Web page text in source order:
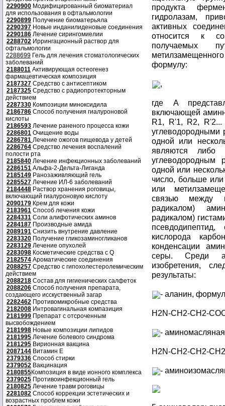
2290900 Модифицированный биоматериал
для использования в офтальмологии
2290899 Получение биоматерьяла
2290397 Новые инданилиденовые соединения
2290186 Лечение сирингомиелии
2288702 Иррингационный раствор для
офтальмологии
2288699 Гель для лечения стоматологических
заболеваний
2188011 Активирующая остеогенез
фармацевтическая композиция
2187327 Средство с антисептиком
2187325 Средство с радиопротекторным
действием
2287330 Композиции миноксидила
2186786 Способ получения гиалуроновой
кислоты
2186593 Лечение раненого процесса кожи
2286801 Очищение воды
2286781 Лечение ожогов пищевода у детей
2286764 Средство лечения воспалений
полости рта
2185840 Лечение инфекционных заболеваний
2286151 Альфа-2-Дельта-Лиганда
2185149 Ранозаживляющий гель
2285527 Лечение ИЛ-6 заболеваний
2184448 Раствор хранения роговицы,
включающий гиалуроновую кислоту
2090179 Крем для кожи
2183961 Способ лечения кожи
2284331 Соли алифотических аминов
2284187 Производные амида
2089191 Снизить внутрение давление
2283320 Получение гликозаминогликанов
2283129 Лечение опухолей
2283098 Косметические средства с Q
2182574 Ароматические соединения
2088257 Средство с гипохолестеролемическим
действием
2088218 Состав для гигиенических салфеток
2088206 Способ получения препарата,
создающего исскуственный загар
2282462 Противомикробные средства
2182008 Интровагинальная компазиция
2181999 Препарат с отсроченным
высвобождением
2181998 Новые композиции липидов
2181995 Лечение болевого синдрома
2181295 Вирионная вакцина
2087144 Витамин Е
2379336 Способ стирки
2379052 Вакцинация
2180855Композиция в виде ионного комплекса
2379025 Противоинфекционный гель
2180825 Лечение травм роговицы
2281082 Способ коррекции эстетических и
возрастных проблем кожи
продукта
гидролазам,
активных
относится к
получаемых
формулу:
,
где A
включающей
R1, R'1, R2,
углеводородными
одной или
являются либо
углеводородным
одной или
число, больше
или
связью между
радикалом)
радикалом)
кислорода
конденсации
серы. Среди
изобретения,
результаты:
- аланин,
H2N-CH2-CH2-
-
H2N-CH2-CH2-
-